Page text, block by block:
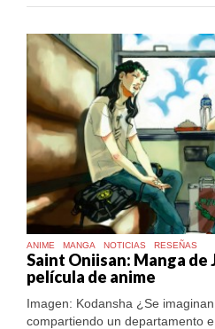
ANIME MANGA NOTICIAS RESEÑAS
Saint Oniisan: Manga de
película de anime
Imagen: Kodansha ¿Se
compartiendo un departamento